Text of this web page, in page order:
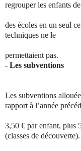
regrouper les enfants
des écoles en un seul
techniques ne le
permettaient pas.
- Les subventions
Les subventions
rapport à l’année
3,50 € par enfant, plus
(classes de découverte).